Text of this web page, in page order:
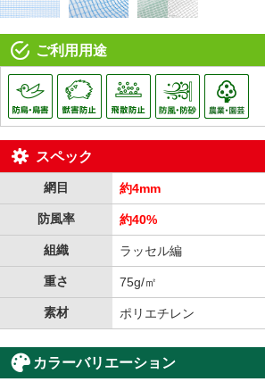
ご利用用途
スペック
網目 約4mm
防風率 約40%
組織 ラッセル編
重さ 75g/㎡
素材 ポリエチレン
カラーバリエーション